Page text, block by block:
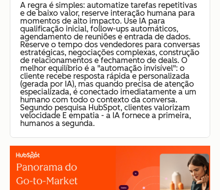
A regra é simples: automatize tarefas repetitivas
e de baixo valor, reserve interação humana para
momentos de alto impacto. Use IA para
qualificação inicial, follow-ups automáticos,
agendamento de reuniões e entrada de dados.
Reserve o tempo dos vendedores para conversas
estratégicas, negociações complexas, construção
de relacionamentos e fechamento de deals. O
melhor equilíbrio é a "automação invisível": o
cliente recebe resposta rápida e personalizada
(gerada por IA), mas quando precisa de atenção
especializada, é conectado imediatamente a um
humano com todo o contexto da conversa.
Segundo pesquisa HubSpot, clientes valorizam
velocidade E empatia - a IA fornece a primeira,
humanos a segunda.